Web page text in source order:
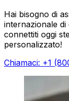
Hai bisogno di
internazionale
connettiti oggi
personalizzato!
Chiamaci: +1